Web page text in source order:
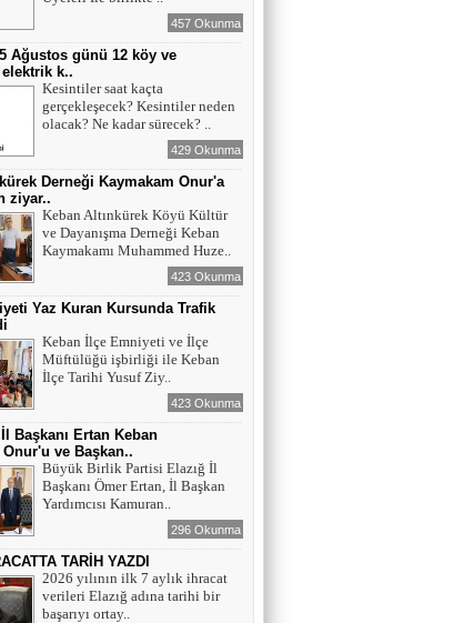
457 Okunma
Ağustos günü 12 köy ve
elektrik k..
Kesintiler saat kaçta
gerçekleşecek? Kesintiler neden
olacak? Ne kadar sürecek? ..
429 Okunma
Derneği Kaymakam Onur'a
ziyar..
Keban Altınkürek Köyü Kültür
ve Dayanışma Derneği Keban
Kaymakamı Muhammed Huze..
423 Okunma
Yaz Kuran Kursunda Trafik
Keban İlçe Emniyeti ve İlçe
Müftülüğü işbirliği ile Keban
İlçe Tarihi Yusuf Ziy..
423 Okunma
Başkanı Ertan Keban
Onur'u ve Başkan..
Büyük Birlik Partisi Elazığ İl
Başkanı Ömer Ertan, İl Başkan
Yardımcısı Kamuran..
296 Okunma
TARİH YAZDI
2026 yılının ilk 7 aylık ihracat
verileri Elazığ adına tarihi bir
başarıyı ortay..